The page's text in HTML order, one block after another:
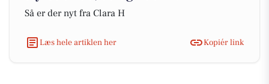
Så er der nyt fra Clara H
Læs hele artiklen her Kopiér link